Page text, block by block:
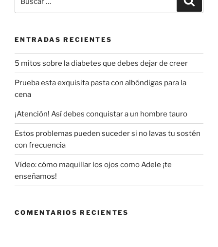
por:
ENTRADAS RECIENTES
5 mitos sobre la diabetes que debes dejar de creer
Prueba esta exquisita pasta con albóndigas para la
cena
¡Atención! Así debes conquistar a un hombre tauro
Estos problemas pueden suceder si no lavas tu sostén
con frecuencia
Vídeo: cómo maquillar los ojos como Adele ¡te
enseñamos!
COMENTARIOS RECIENTES